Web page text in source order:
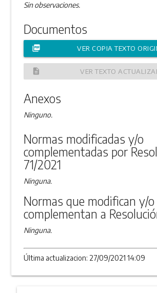
Sin observaciones.
Documentos
picture_as_pdf VER COPIA TEXTO
description VER TEXTO
Anexos
Ninguno.
Normas modificadas y/o
complementadas por
71/2021
Ninguna.
Normas que modifican y/o
complementan a
Ninguna.
Última actualizacion: 27/09/2021 14:09